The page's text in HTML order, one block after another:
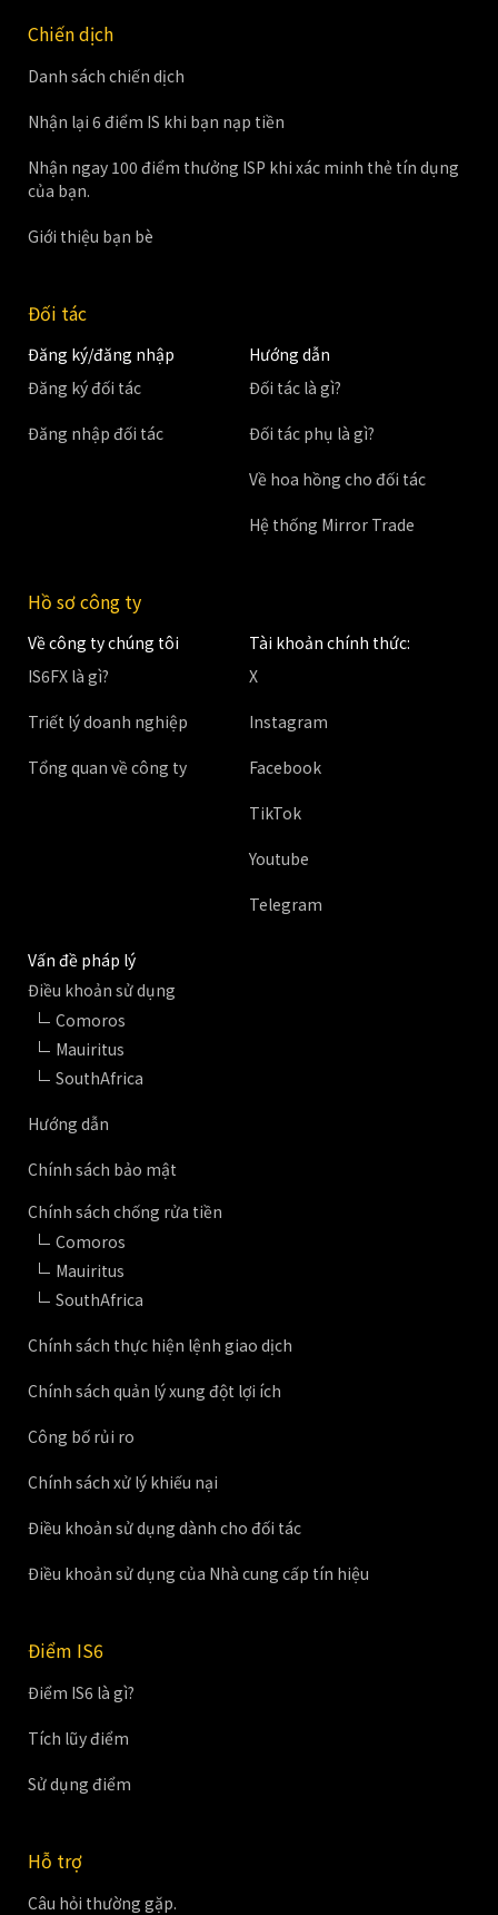
Chiến dịch
Danh sách chiến dịch
Nhận lại 6 điểm IS khi bạn nạp tiền
Nhận ngay 100 điểm thưởng ISP khi xác minh thẻ tín dụng
của bạn.
Giới thiệu bạn bè
Đối tác
Đăng ký/đăng nhập
Đăng ký đối tác
Đăng nhập đối tác
Hướng dẫn
Đối tác là gì?
Đối tác phụ là gì?
Về hoa hồng cho đối tác
Hệ thống Mirror Trade
Hồ sơ công ty
Về công ty chúng tôi
IS6FX là gì?
Triết lý doanh nghiệp
Tổng quan về công ty
Tài khoản chính thức:
X
Instagram
Facebook
TikTok
Youtube
Telegram
Vấn đề pháp lý
Điều khoản sử dụng
Comoros
Mauiritus
SouthAfrica
Hướng dẫn
Chính sách bảo mật
Chính sách chống rửa tiền
Comoros
Mauiritus
SouthAfrica
Chính sách thực hiện lệnh giao dịch
Chính sách quản lý xung đột lợi ích
Công bố rủi ro
Chính sách xử lý khiếu nại
Điều khoản sử dụng dành cho đối tác
Điều khoản sử dụng của Nhà cung cấp tín hiệu
Điểm IS6
Điểm IS6 là gì?
Tích lũy điểm
Sử dụng điểm
Hỗ trợ
Câu hỏi thường gặp.